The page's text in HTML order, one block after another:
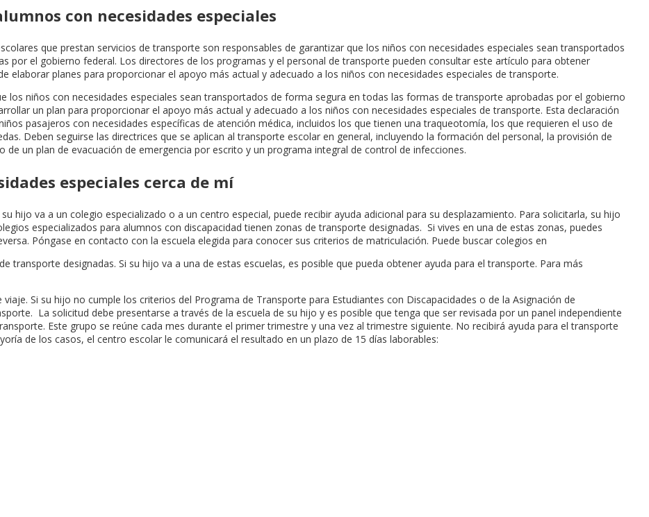
con necesidades especiales
que prestan servicios de transporte son responsables de garantizar que los niños con necesidades especiales sean transportados
por el gobierno federal. Los directores de los programas y el personal de transporte pueden consultar este artículo para obtener
elaborar planes para proporcionar el apoyo más actual y adecuado a los niños con necesidades especiales de transporte.
los niños con necesidades especiales sean transportados de forma segura en todas las formas de transporte aprobadas por el gobierno
un plan para proporcionar el apoyo más actual y adecuado a los niños con necesidades especiales de transporte. Esta declaración
pasajeros con necesidades específicas de atención médica, incluidos los que tienen una traqueotomía, los que requieren el uso de
Deben seguirse las directrices que se aplican al transporte escolar en general, incluyendo la formación del personal, la provisión de
un plan de evacuación de emergencia por escrito y un programa integral de control de infecciones.
especiales cerca de mí
hijo va a un colegio especializado o a un centro especial, puede recibir ayuda adicional para su desplazamiento. Para solicitarla, su hijo
especializados para alumnos con discapacidad tienen zonas de transporte designadas. Si vives en una de estas zonas, puedes
Póngase en contacto con la escuela elegida para conocer sus criterios de matriculación. Puede buscar colegios en
transporte designadas. Si su hijo va a una de estas escuelas, es posible que pueda obtener ayuda para el transporte. Para más
Si su hijo no cumple los criterios del Programa de Transporte para Estudiantes con Discapacidades o de la Asignación de
La solicitud debe presentarse a través de la escuela de su hijo y es posible que tenga que ser revisada por un panel independiente
Este grupo se reúne cada mes durante el primer trimestre y una vez al trimestre siguiente. No recibirá ayuda para el transporte
de los casos, el centro escolar le comunicará el resultado en un plazo de 15 días laborables: